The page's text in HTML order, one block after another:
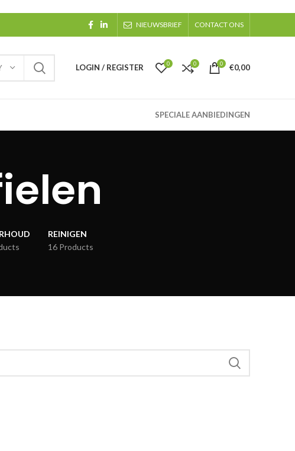
NIEUWSBRIEF CONTACT ONS
LOGIN / REGISTER 0 0 0 €0,00
SPECIALE AANBIEDINGEN
REINIGEN
16 Products